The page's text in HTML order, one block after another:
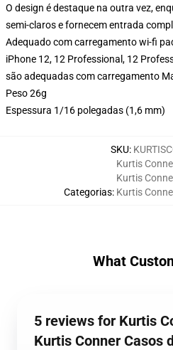
O design é destaque na outra vez,
semi-claros e fornecem entrada
Adequado com carregamento wi-fi
iPhone 12, 12 Professional, 12
são adequadas com carregamento
Peso 26g
Espessura 1/16 polegadas (1,6 mm)
SKU:
Categorias:
Kurtis
Kurtis
Kurtis
What
5 reviews for Kurtis
Kurtis Conner Casos